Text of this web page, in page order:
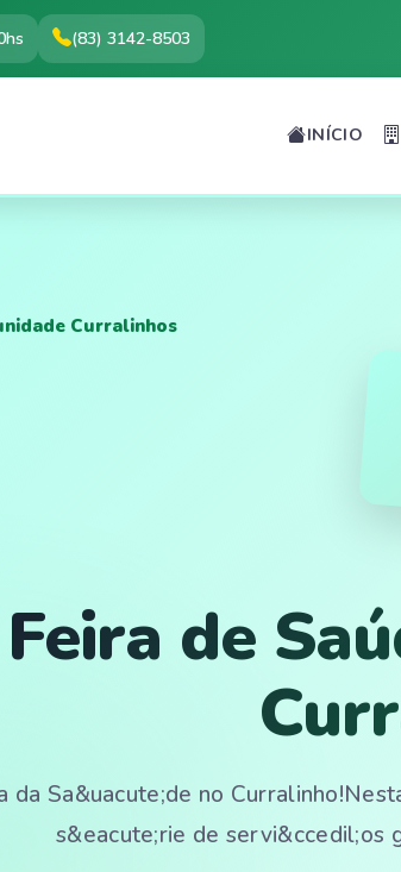
(83) 3142-8503
INÍCIO
Curralinhos
Feira de
da Sa&uacute;de no
s&eacute;rie de servi&ccedil;os